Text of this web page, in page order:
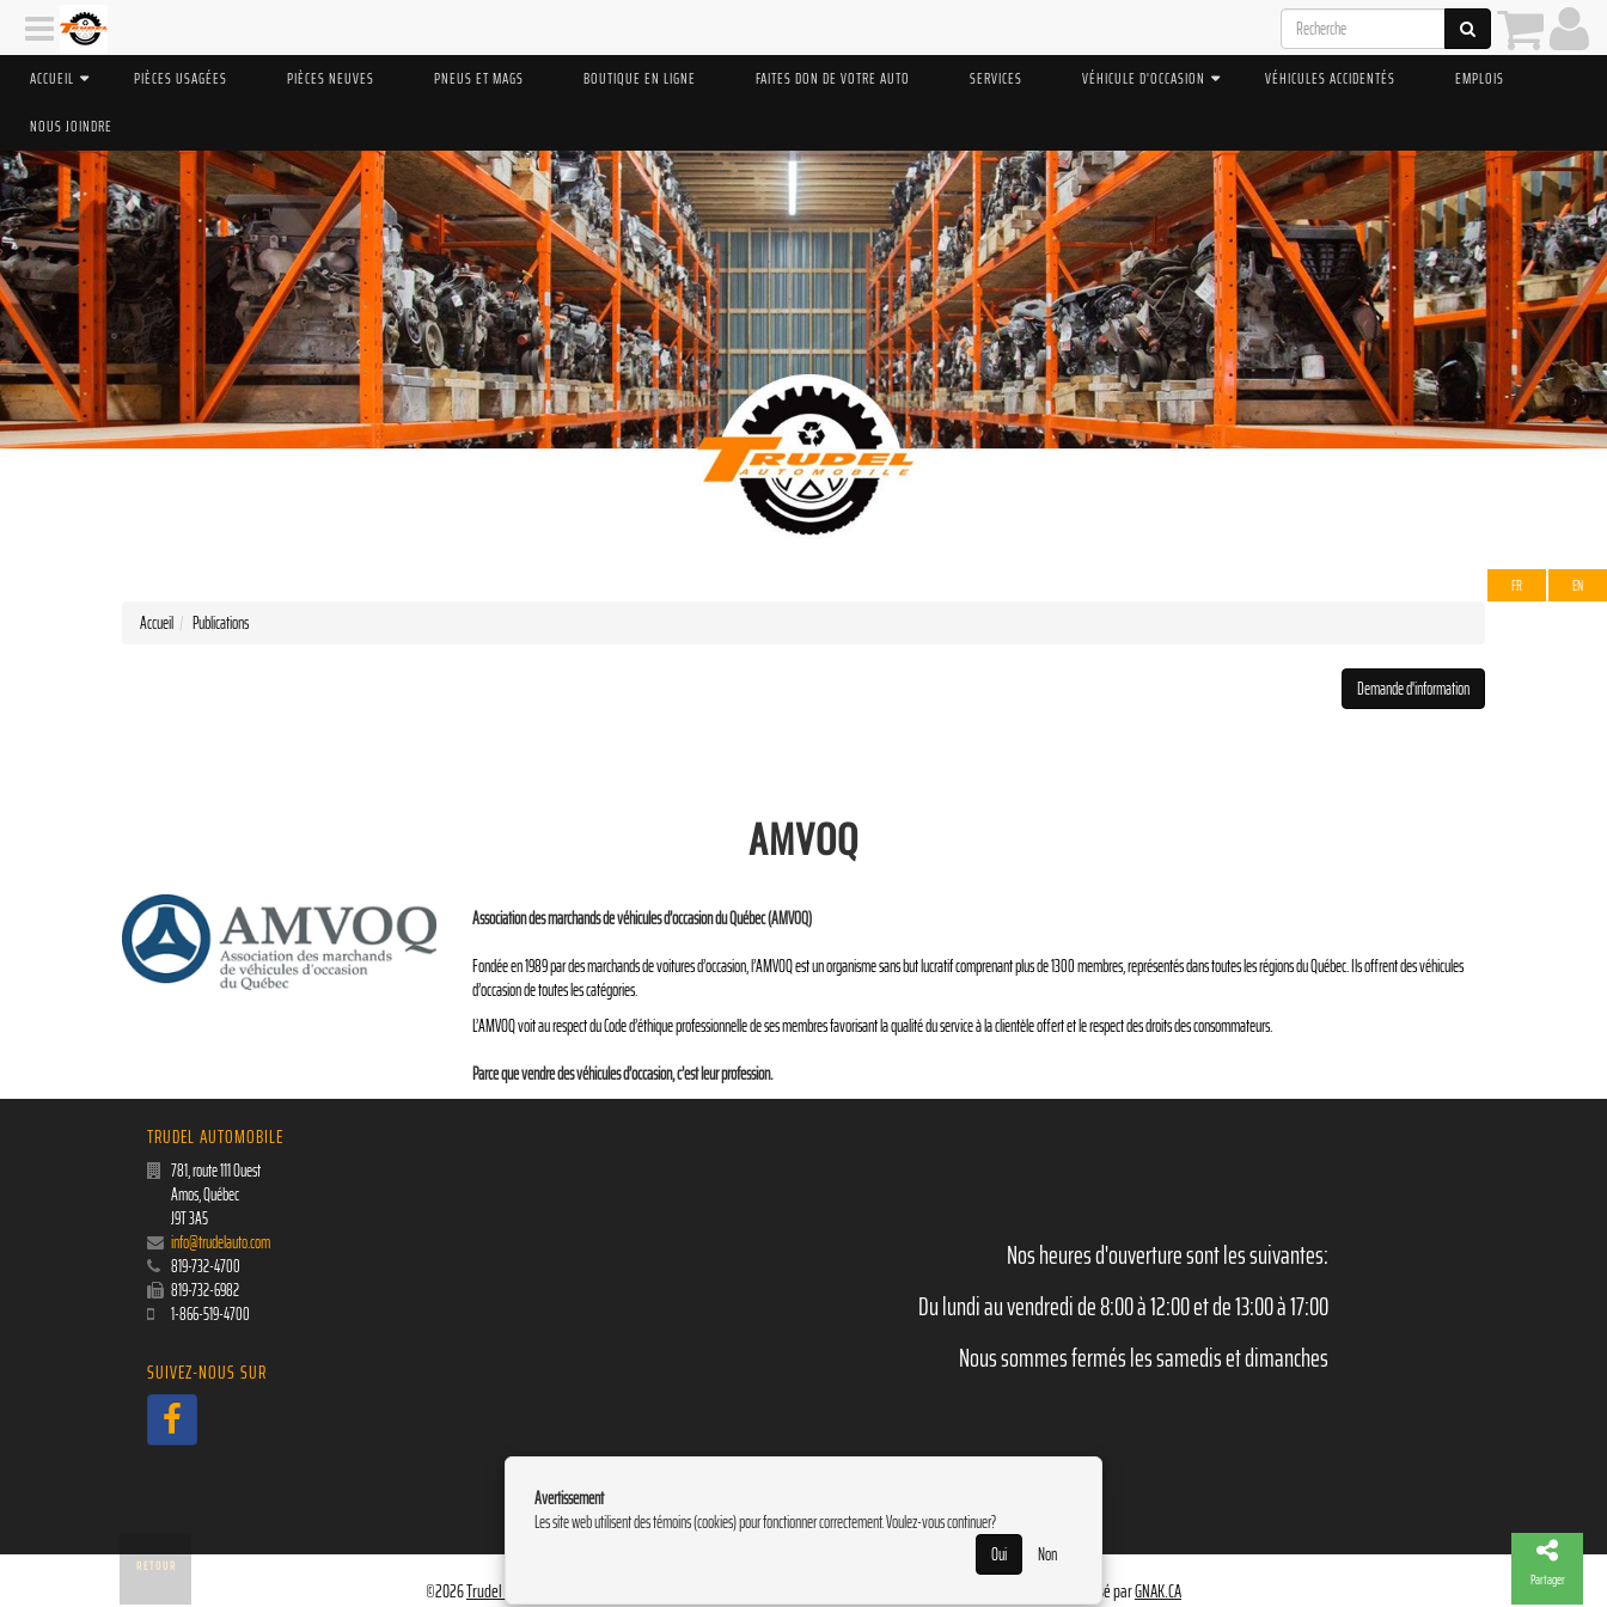
ACCUEIL PIÈCES USAGÉES PIÈCES NEUVES PNEUS ET MAGS BOUTIQUE EN LIGNE FAITES DON DE VOTRE AUTO SERVICES VÉHICULE D'OCCASION VÉHICULES ACCIDENTÉS
EMPLOIS
NOUS JOINDRE
FR EN
Accueil Publications
Demande d'information
AMVOQ
Association des marchands de véhicules d’occasion du Québec (AMVOQ)
Fondée en 1989 par des marchands de voitures d’occasion, l’AMVOQ est un organisme sans but lucratif comprenant plus de 1300 membres, représentés dans toutes les régions du Québec. Ils offrent des véhicules
d’occasion de toutes les catégories.
L’AMVOQ voit au respect du Code d’éthique professionnelle de ses membres favorisant la qualité du service à la clientèle offert et le respect des droits des consommateurs.
Parce que vendre des véhicules d’occasion, c’est leur profession.
TRUDEL AUTOMOBILE
781, route 111 Ouest
Amos,Québec
J9T 3A5
info@trudelauto.com
819-732-4700
819-732-6982
1-866-519-4700
SUIVEZ-NOUS SUR
RETOUR
Nos heures d'ouverture sont les suivantes:
Du lundi au vendredi de 8:00 à 12:00 et de 13:00 à 17:00
Nous sommes fermés les samedis et dimanches
©2026Trudel Automobile Inc. • Propulsé parGNAK.CA Partager
Avertissement
Les site web utilisent des témoins (cookies) pour fonctionner correctement. Voulez-vous continuer?
Oui
Non